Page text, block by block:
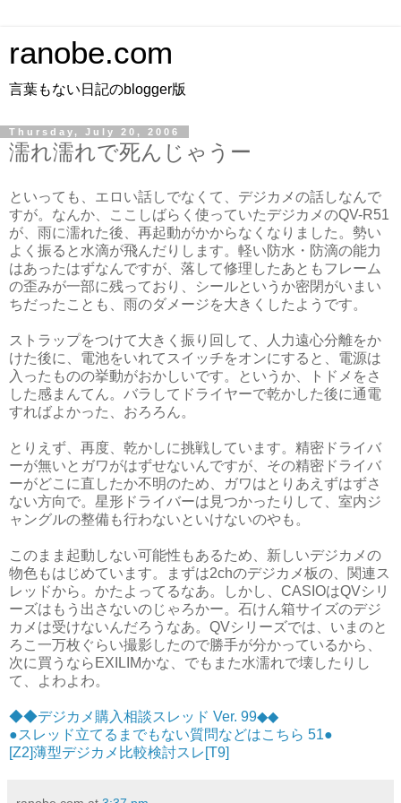
ranobe.com
言葉もない日記のblogger版
Thursday, July 20, 2006
濡れ濡れで死んじゃうー
といっても、エロい話しでなくて、デジカメの話しなんで
すが。なんか、ここしばらく使っていたデジカメのQV-R51
が、雨に濡れた後、再起動がかからなくなりました。勢い
よく振ると水滴が飛んだりします。軽い防水・防滴の能力
はあったはずなんですが、落して修理したあともフレーム
の歪みが一部に残っており、シールというか密閉がいまい
ちだったことも、雨のダメージを大きくしたようです。
ストラップをつけて大きく振り回して、人力遠心分離をか
けた後に、電池をいれてスイッチをオンにすると、電源は
入ったものの挙動がおかしいです。というか、トドメをさ
した感まんてん。バラしてドライヤーで乾かした後に通電
すればよかった、おろろん。
とりえず、再度、乾かしに挑戦しています。精密ドライバ
ーが無いとガワがはずせないんですが、その精密ドライバ
ーがどこに直したか不明のため、ガワはとりあえずはずさ
ない方向で。星形ドライバーは見つかったりして、室内ジ
ャングルの整備も行わないといけないのやも。
このまま起動しない可能性もあるため、新しいデジカメの
物色もはじめています。まずは2chのデジカメ板の、関連ス
レッドから。かたよってるなあ。しかし、CASIOはQVシリ
ーズはもう出さないのじゃろかー。石けん箱サイズのデジ
カメは受けないんだろうなあ。QVシリーズでは、いまのと
ろこ一万枚ぐらい撮影したので勝手が分かっているから、
次に買うならEXILIMかな、でもまた水濡れで壊したりし
て、よわよわ。
◆◆デジカメ購入相談スレッド Ver. 99◆◆
●スレッド立てるまでもない質問などはこちら 51●
[Z2]薄型デジカメ比較検討スレ[T9]